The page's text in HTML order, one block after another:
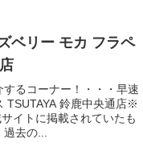
ベリー モカ フラペ
るコーナー！・・・早速
TSUTAYA 鈴鹿中央通店※
イトに掲載されていたも
去の...